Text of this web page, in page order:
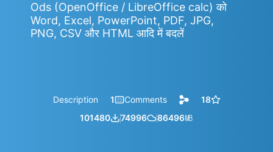
Ods (OpenOffice / LibreOffice calc) को
Word, Excel, PowerPoint, PDF, JPG,
PNG, CSV और HTML आदि में बदलें
Description 1 Comments
18
101480
74996 86496㎆︎